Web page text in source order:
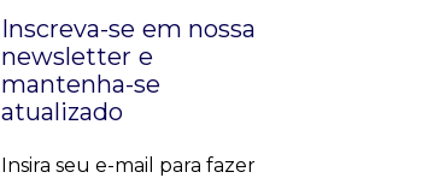
Inscreva-se em nossa
newsletter e
mantenha-se
atualizado
Insira seu e-mail para fazer